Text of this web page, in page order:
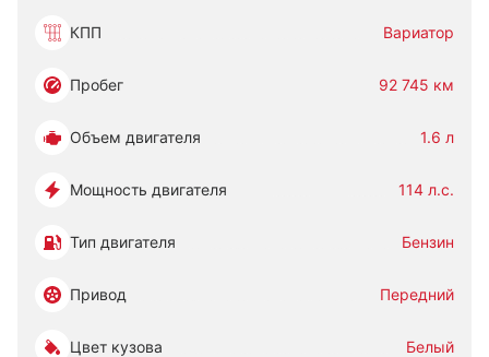
КПП Вариатор
Пробег 92 745 км
Объем двигателя 1.6 л
Мощность двигателя 114 л.с.
Тип двигателя Бензин
Привод Передний
Цвет кузова Белый